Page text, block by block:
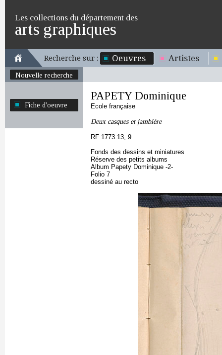
Les collections du département des
arts graphiques
Recherche sur : Oeuvres Artistes
Nouvelle recherche
Fiche d'oeuvre
PAPETY Dominique
Ecole française
Deux casques et jambière
RF 1773.13, 9
Fonds des dessins et miniatures
Réserve des petits albums
Album Papety Dominique -2-
Folio 7
dessiné au recto